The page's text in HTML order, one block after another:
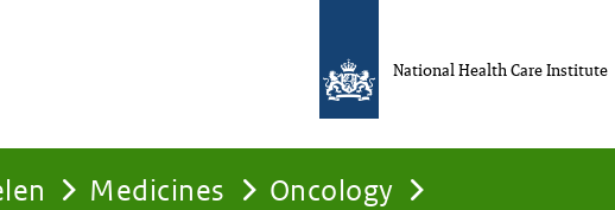
Medicines Oncology
National Health Care Institute